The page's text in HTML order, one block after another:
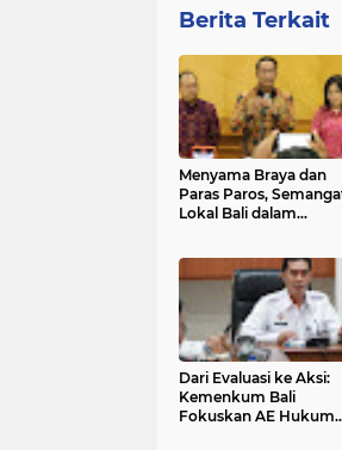
Berita Terkait
Menyama Braya dan
Paras Paros,
Lokal Bali dalam
Dari Evaluasi ke Aksi:
Kemenkum Bali
Fokuskan AE Hukum